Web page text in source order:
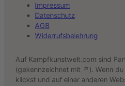
Impressum
Datenschutz
AGB
Widerrufsbelehrung
Auf Kampfkunstwelt.com sind
(gekennzeichnet mit ↗). Wenn du
klickst und auf einer anderen